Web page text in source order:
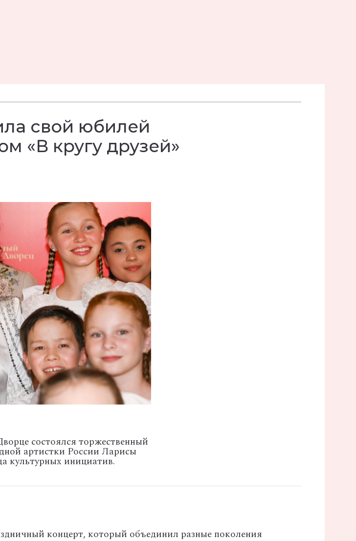
свой юбилей
«В кругу друзей»
состоялся торжественный
артистки России Ларисы
культурных инициатив.
концерт, который объединил разные поколения